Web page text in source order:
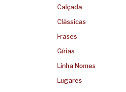
Calçada
Clássicas
Frases
Gírias
Linha Nomes
Lugares